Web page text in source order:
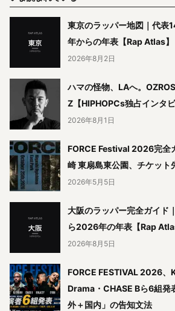
東京のラッパー地図｜代表
年からの年表【Rap Atlas】
2026年8月2日
ハマの怪物、LAへ。
Z【HIPHOPCs独占インタビ
2026年8月1日
FORCE Festival 2026完全
崎 東扇島東公園、チケット
2026年5月5日
大阪のラッパー完全ガイド
ら2026年の年表【Rap
2026年8月5日
FORCE FESTIVAL 2026、
Drama・CHASE Bら6組発
外＋国内」の告知文法